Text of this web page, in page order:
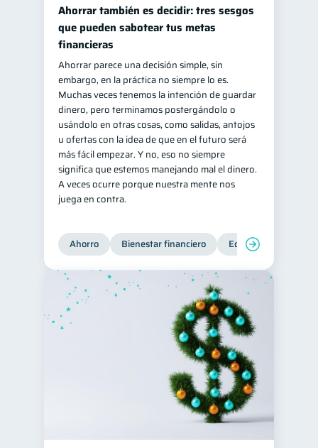
Bienestar financiero 22
Finanzas para mujeres 20
Seguridad financiera
Salud financiera 12
Productos financieros 11
Organización Financiera 10
Deudas 10 Préstamos 8
Tarjeta de crédito 6
Historial crediticio 6
Derechos & Deberes 4
Superintendencia de Bancos 4
Criptomonedas
Inversiones
1
1
Mipymes 1
inversiones 1
Ahorrar también es decidir: tres sesgos
que pueden sabotear tus metas
financieras
Ahorrar parece una decisión simple, sin
embargo, en la práctica no siempre lo es.
Muchas veces tenemos la intención de guardar
dinero, pero terminamos postergándolo o
usándolo en otras cosas, como salidas, antojos
u ofertas con la idea de que en el futuro será
más fácil empezar. Y no, eso no siempre
significa que estemos manejando mal el dinero.
A veces ocurre porque nuestra mente nos
juega en contra.
Ahorro Bienestar financiero Educación financiera